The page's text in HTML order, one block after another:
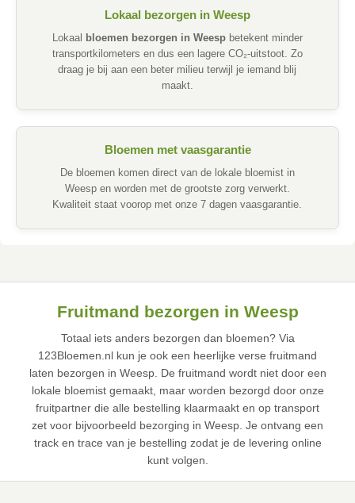
Lokaal bezorgen in Weesp
Lokaal bloemen bezorgen in Weespbetekent minder
transportkilometers en dus een lagere CO₂-uitstoot. Zo
draag je bij aan een beter milieu terwijl je iemand blij
maakt.
Bloemen met vaasgarantie
De bloemen komen direct van de lokale bloemist in
Weesp en worden met de grootste zorg verwerkt.
Kwaliteit staat voorop met onze 7 dagen vaasgarantie.
Fruitmand bezorgen in Weesp
Totaal iets anders bezorgen dan bloemen? Via
123Bloemen.nl kun je ook een heerlijke verse fruitmand
laten bezorgen in Weesp. De fruitmand wordt niet door een
lokale bloemist gemaakt, maar worden bezorgd door onze
fruitpartner die alle bestelling klaarmaakt en op transport
zet voor bijvoorbeeld bezorging in Weesp. Je ontvang een
track en trace van je bestelling zodat je de levering online
kunt volgen.